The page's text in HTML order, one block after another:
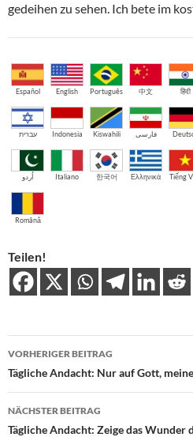
gedeihen zu sehen. Ich bete im
Español English Português 中文 हिंदी
עברית Indonesia Kiswahili فارسی
اُردو Italiano 한국어 Ελληνικά Tiếng
Română
Teilen!
Beitragsnavigation
VORHERIGER BEITRAG
Tägliche Andacht: Nur auf Gott,
NÄCHSTER BEITRAG
Tägliche Andacht: Zeige das Wunder